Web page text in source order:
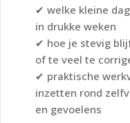
✔ welke kleine
in drukke weken
✔ hoe je stevig
of te veel te
✔ praktische
inzetten rond
en gevoelens